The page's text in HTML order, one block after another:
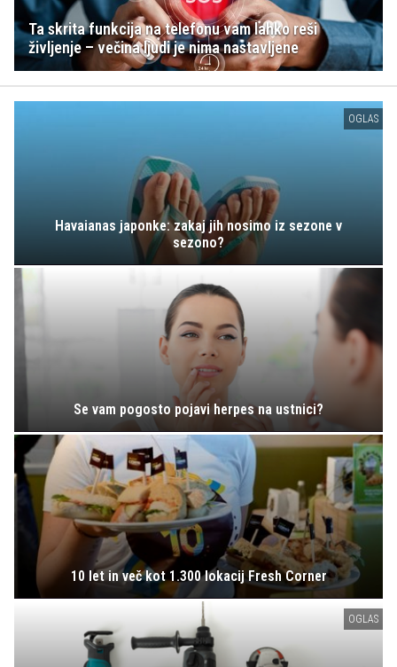
Ta skrita funkcija na telefonu vam lahko reši
življenje – večina ljudi je nima nastavljene
OGLAS
Havaianas japonke: zakaj jih nosimo iz sezone v
sezono?
Se vam pogosto pojavi herpes na ustnici?
10 let in več kot 1.300 lokacij Fresh Corner
OGLAS